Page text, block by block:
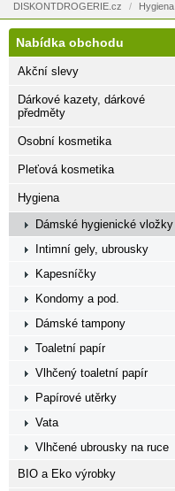
DISKONTDROGERIE.cz / Hygiena
Nabídka obchodu
Akční slevy
Dárkové kazety, dárkové
předměty
Osobní kosmetika
Pleťová kosmetika
Hygiena
Dámské hygienické vložky
Intimní gely, ubrousky
Kapesníčky
Kondomy a pod.
Dámské tampony
Toaletní papír
Vlhčený toaletní papír
Papírové utěrky
Vata
Vlhčené ubrousky na ruce
BIO a Eko výrobky